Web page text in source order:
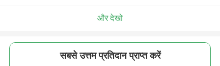
और देखो
सबसे उत्तम प्रतिदान प्राप्त करें